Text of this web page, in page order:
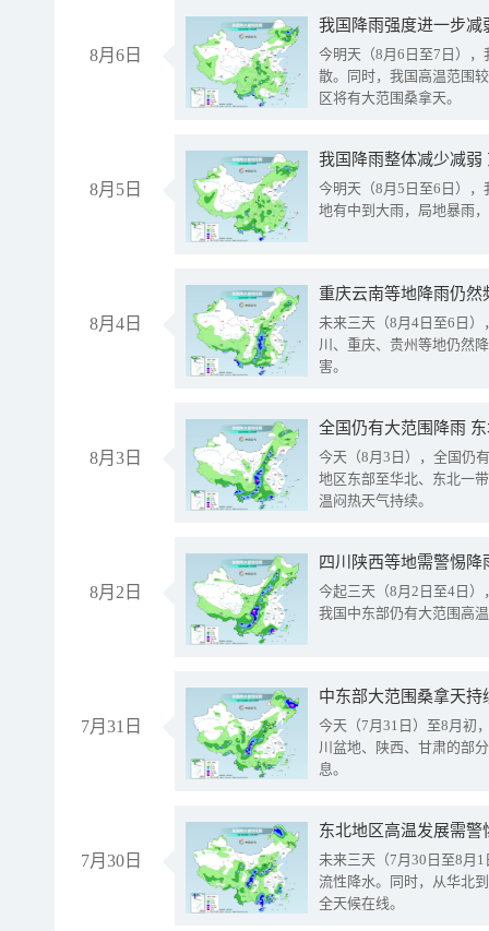
8月6日
今明天（8月6日至7日）
散。同时，我国高温范围
区将有大范围桑拿天。
8月5日
我国降雨整体减少减弱
今明天（8月5日至6日）
地有中到大雨，局地暴雨
8月4日
重庆云南等地降雨仍然
未来三天（8月4日至6日
川、重庆、贵州等地仍然
害。
8月3日
全国仍有大范围降雨
今天（8月3日），全国仍
地区东部至华北、东北一
温闷热天气持续。
8月2日
今起三天（8月2日至4日
我国中东部仍有大范围高
7月31日
中东部大范围桑拿天
今天（7月31日）至8月初
川盆地、陕西、甘肃的部
息。
7月30日
东北地区高温发展需
未来三天（7月30日至8月
流性降水。同时，从华北
全天候在线。